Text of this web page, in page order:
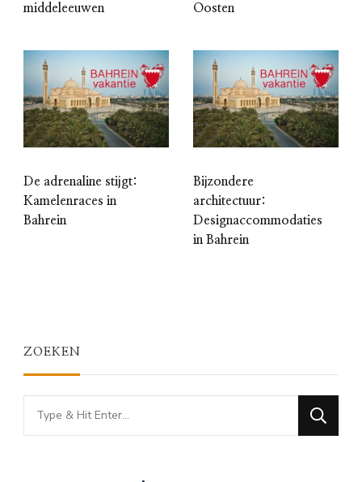
middeleeuwen
Oosten
De adrenaline stijgt:
Kamelenraces in
Bahrein
Bijzondere
architectuur:
Designaccommodaties
in Bahrein
ZOEKEN
Looking
for